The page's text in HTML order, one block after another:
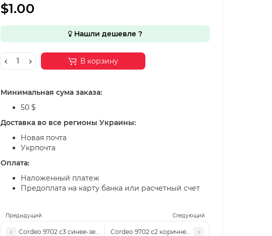
Предыдущий Следующий
Cordeo 9702 с3 синее-зеркалоCordeo 9702 с2 коричневые
$1.00
Нашли дешевле ?
В корзину
Минимальная сума заказа:
50 $
Доставка во все регионы Украины:
Новая почта
Укрпочта
Оплата:
Наложенный платеж
Предоплата на карту банка или расчетный счет